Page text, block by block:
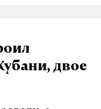
двое